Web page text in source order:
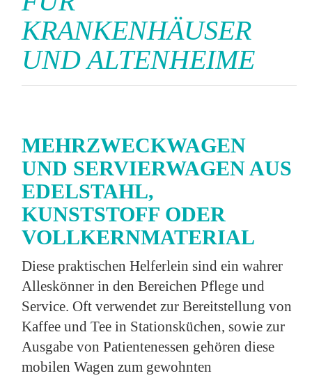
KRANKENHÄUSER
UND ALTENHEIME
MEHRZWECKWAGEN
UND SERVIERWAGEN AUS
EDELSTAHL,
KUNSTSTOFF ODER
VOLLKERNMATERIAL
Diese praktischen Helferlein sind ein wahrer
Alleskönner in den Bereichen Pflege und
Service. Oft verwendet zur Bereitstellung von
Kaffee und Tee in Stationsküchen, sowie zur
Ausgabe von Patientenessen gehören diese
mobilen Wagen zum gewohnten